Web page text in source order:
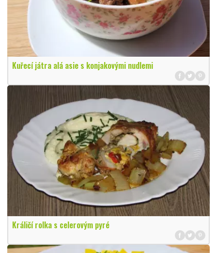
Kuřecí játra alá asie s konjakovými nudlemi
Králičí rolka s celerovým pyré